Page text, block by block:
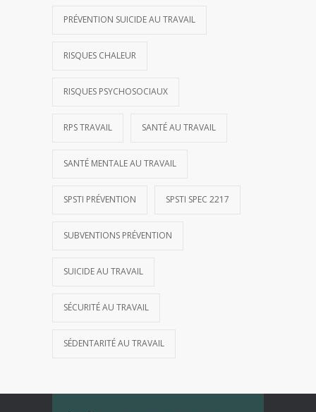
PRÉVENTION SUICIDE AU TRAVAIL
RISQUES CHALEUR
RISQUES PSYCHOSOCIAUX
RPS TRAVAIL SANTÉ AU TRAVAIL
SANTÉ MENTALE AU TRAVAIL
SPSTI PRÉVENTION SPSTI SPEC 2217
SUBVENTIONS PRÉVENTION
SUICIDE AU TRAVAIL
SÉCURITÉ AU TRAVAIL
SÉDENTARITÉ AU TRAVAIL